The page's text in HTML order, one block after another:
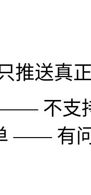
推送真
不支
—— 有